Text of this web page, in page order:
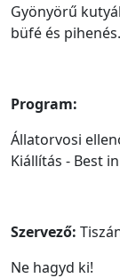
Gyönyörű
büfé és pihenés.
Program:
Állatorvosi
Kiállítás - Best
Szervező:
Ne hagyd ki!